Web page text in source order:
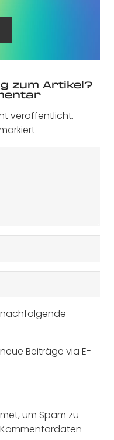
zum Artikel?
veröffentlicht.
Beiträge via E-
um Spam zu